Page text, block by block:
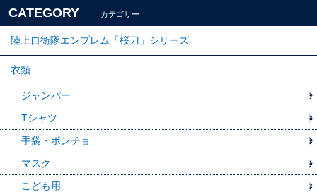
CATEGORY カテゴリー
陸上自衛隊エンブレム「桜刀」シリーズ
衣類
ジャンパー
Tシャツ
手袋・ポンチョ
マスク
こども用